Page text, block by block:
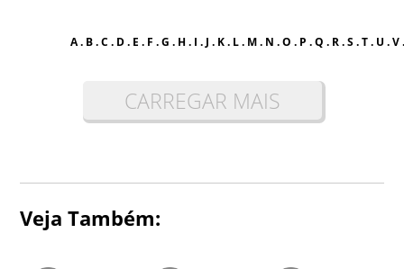
A. B.C . D. E . F .G . H. I . J . K. L. M. N .O . P .Q . R.S.T. U .V.
CARREGAR MAIS
Veja Também: